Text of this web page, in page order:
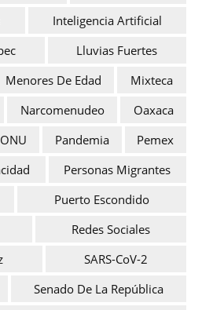
Inteligencia Artificial
Lluvias Fuertes
Menores De Edad
Mixteca
Narcomenudeo
Oaxaca
ONU Pandemia
Pemex
Personas Migrantes
Puerto Escondido
Redes Sociales
SARS-CoV-2
Senado De La República